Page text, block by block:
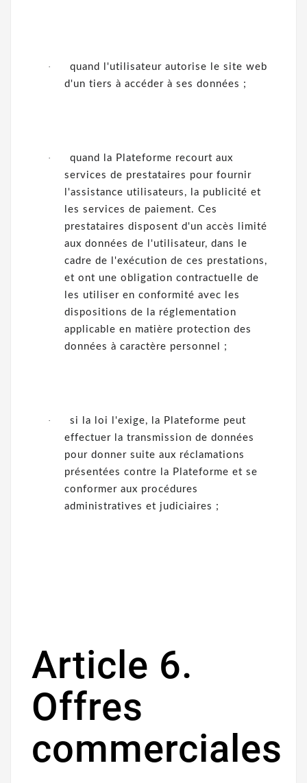
·
quand l'utilisateur autorise le site web
d'un tiers à accéder à ses données ;
·
quand la Plateforme recourt aux
services de prestataires pour fournir
l'assistance utilisateurs, la publicité et
les services de paiement. Ces
prestataires disposent d'un accès limité
aux données de l'utilisateur, dans le
cadre de l'exécution de ces prestations,
et ont une obligation contractuelle de
les utiliser en conformité avec les
dispositions de la réglementation
applicable en matière protection des
données à caractère personnel ;
·
si la loi l'exige, la Plateforme peut
effectuer la transmission de données
pour donner suite aux réclamations
présentées contre la Plateforme et se
conformer aux procédures
administratives et judiciaires ;
Article 6.
Offres
commerciales